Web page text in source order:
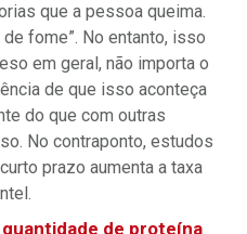
que a pessoa queima.
fome”. No entanto, isso
em geral, não importa o
de que isso aconteça
do que com outras
No contraponto, estudos
prazo aumenta a taxa
de proteína